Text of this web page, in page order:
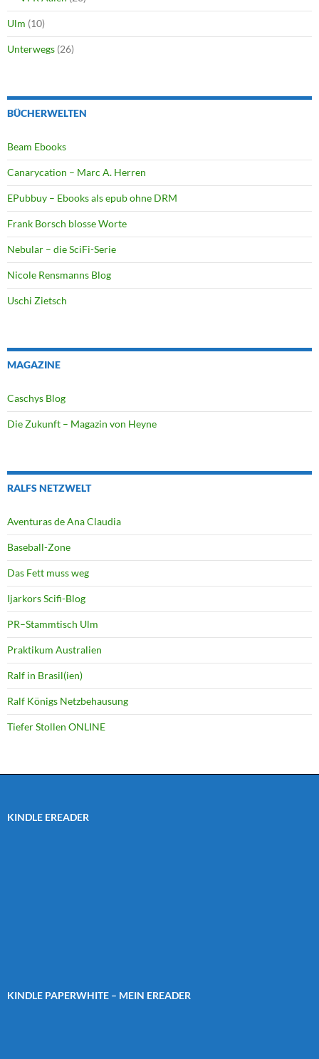
Ulm (10)
Unterwegs (26)
BÜCHERWELTEN
Beam Ebooks
Canarycation – Marc A. Herren
EPubbuy – Ebooks als epub ohne DRM
Frank Borsch blosse Worte
Nebular – die SciFi-Serie
Nicole Rensmanns Blog
Uschi Zietsch
MAGAZINE
Caschys Blog
Die Zukunft – Magazin von Heyne
RALFS NETZWELT
Aventuras de Ana Claudia
Baseball-Zone
Das Fett muss weg
Ijarkors Scifi-Blog
PR–Stammtisch Ulm
Praktikum Australien
Ralf in Brasil(ien)
Ralf Königs Netzbehausung
Tiefer Stollen ONLINE
KINDLE EREADER
KINDLE PAPERWHITE – MEIN EREADER